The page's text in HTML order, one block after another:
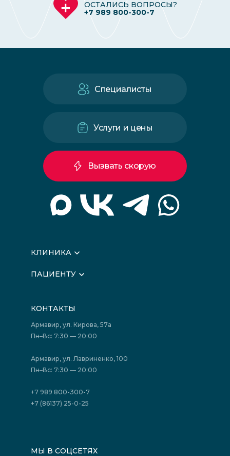
ОСТАЛИСЬ ВОПРОСЫ?
+7 989 800-300-7
КЛИНИКА
Вышестоящие организации
Лицензии
Фотогалерея
Политика конфиденциальности
Акции
ПАЦИЕНТУ
Подготовка к сдаче анализов
Акции
Отзывы
Государственные программы
Юридическим лицам
Специалисты
Услуги и цены
Вызвать скорую
КОНТАКТЫ
Армавир, ул. Кирова, 57а
Пн–Вс: 7:30 — 20:00
Армавир, ул. Лавриненко, 100
Пн–Вс: 7:30 — 20:00
+7 989 800-300-7
+7 (86137) 25-0-25
МЫ В СОЦСЕТЯХ